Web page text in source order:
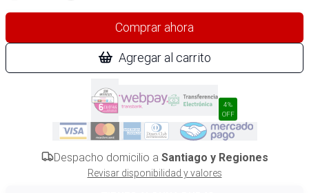
Comprar ahora
Agregar al carrito
4%
OFF
Despacho domicilio a Santiago y Regiones
Revisar disponibilidad y valores